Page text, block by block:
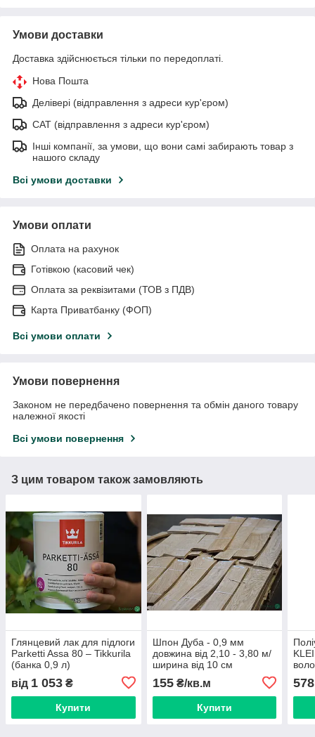
Умови доставки
Доставка здійснюється тільки по передоплаті.
Нова Пошта
Делівері (відправлення з адреси кур'єром)
САТ (відправлення з адреси кур'єром)
Інші компанії, за умови, що вони самі забирають товар з
нашого складу
Всі умови доставки
Умови оплати
Оплата на рахунок
Готівкою (касовий чек)
Оплата за реквізитами (ТОВ з ПДВ)
Карта Приватбанку (ФОП)
Всі умови оплати
Умови повернення
Законом не передбачено повернення та обмін даного товару
належної якості
Всі умови повернення
З цим товаром також замовляють
Глянцевий лак для підлоги
Parketti Assa 80 – Tikkurila
(банка 0,9 л)
від 1 053 ₴
Купити
Шпон Дуба - 0,9 мм
довжина від 2,10 - 3,80 м/
ширина від 10 см
155₴/кв.м
Купити
578